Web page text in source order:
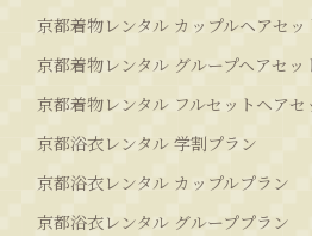
京都着物レンタル カップルヘアセッ
京都着物レンタル グループヘアセッ
京都着物レンタル フルセットヘアセ
京都浴衣レンタル 学割プラン
京都浴衣レンタル カップルプラン
京都浴衣レンタル グループプラン